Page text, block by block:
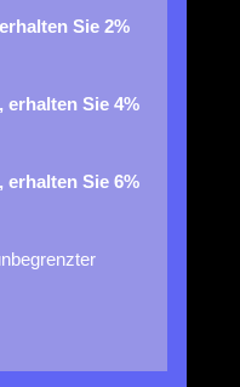
Sie 2%
erhalten Sie 4%
erhalten Sie 6%